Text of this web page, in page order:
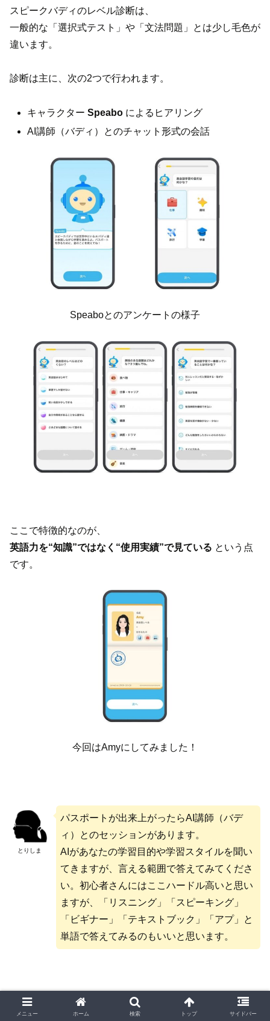
スピークバディのレベル診断は、
一般的な「選択式テスト」や「文法問題」とは少し毛色が
違います。
診断は主に、次の2つで行われます。
キャラクターSpeabo によるヒアリング
AI講師（バディ）とのチャット形式の会話
Speaboとのアンケートの様子
ここで特徴的なのが、
英語力を“知識”ではなく“使用実績”で見ている という点
です。
今回はAmyにしてみました！
とりしま
パスポートが出来上がったらAI講師（バデ
ィ）とのセッションがあります。
AIがあなたの学習目的や学習スタイルを聞い
てきますが、言える範囲で答えてみてくださ
い。初心者さんにはここハードル高いと思い
ますが、「リスニング」「スピーキング」
「ビギナー」「テキストブック」「アプ」と
単語で答えてみるのもいいと思います。
評価されているポイント
メニュー ホーム 検索 トップ サイドバー